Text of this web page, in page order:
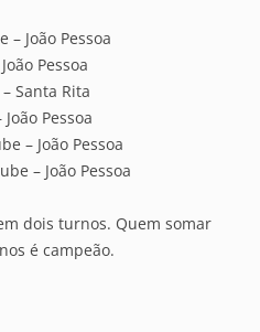
– João Pessoa
Pessoa
Santa Rita
Pessoa
– João Pessoa
– João Pessoa
dois turnos. Quem somar
é campeão.